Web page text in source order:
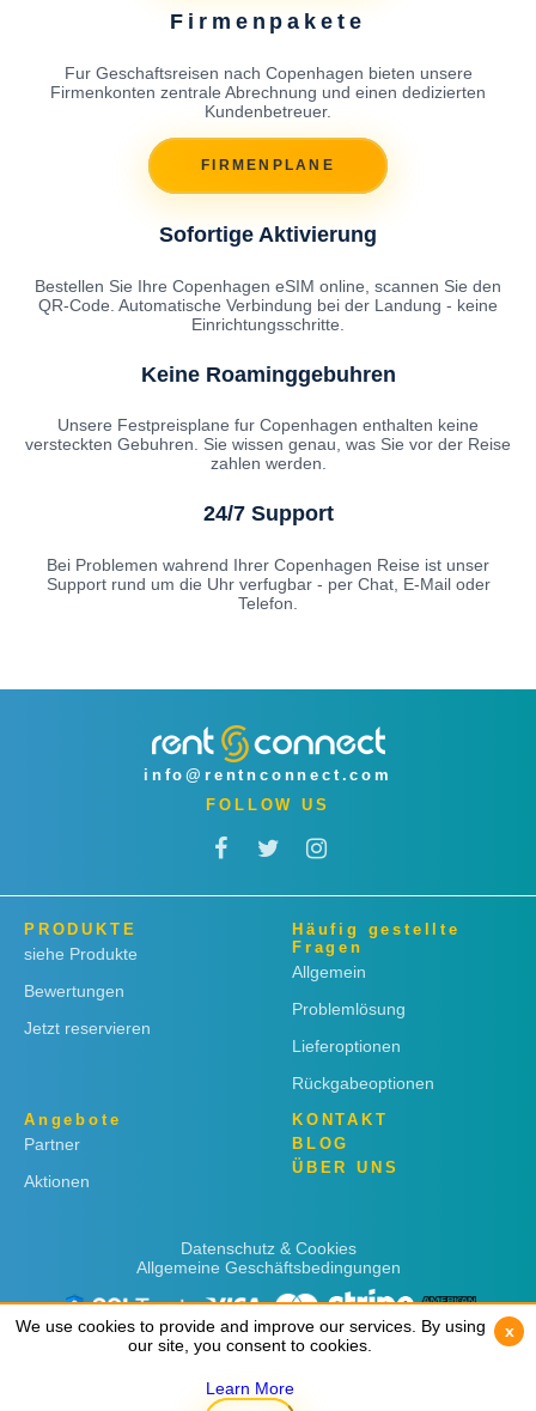
Firmenpakete
Fur Geschaftsreisen nach Copenhagen bieten unsere
Firmenkonten zentrale Abrechnung und einen dedizierten
Kundenbetreuer.
FIRMENPLANE
Sofortige Aktivierung
Bestellen Sie Ihre Copenhagen eSIM online, scannen Sie den
QR-Code. Automatische Verbindung bei der Landung - keine
Einrichtungsschritte.
Keine Roaminggebuhren
Unsere Festpreisplane fur Copenhagen enthalten keine
versteckten Gebuhren. Sie wissen genau, was Sie vor der Reise
zahlen werden.
24/7 Support
Bei Problemen wahrend Ihrer Copenhagen Reise ist unser
Support rund um die Uhr verfugbar - per Chat, E-Mail oder
Telefon.
info@rentnconnect.com
FOLLOW US
PRODUKTE
siehe Produkte
Bewertungen
Jetzt reservieren
Häufig gestellte
Fragen
Allgemein
Problemlösung
Lieferoptionen
Rückgabeoptionen
Angebote
Partner
Aktionen
KONTAKT
BLOG
ÜBER UNS
Datenschutz & Cookies
Allgemeine Geschäftsbedingungen
We use cookies to provide and improve our services. By using
our site, you consent to cookies.
Learn More
x
We use cookies to provide and improve our services. By using
our site, you consent to cookies.
Learn More
x